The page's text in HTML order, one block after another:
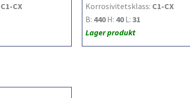
C1-CX
Korrosivitetsklass: C1-CX
B: 440H: 40L: 31
Lager produkt